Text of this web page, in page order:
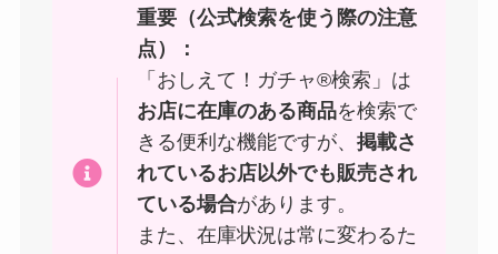
重要（公式検索を使う際の注意
点）：
「おしえて！ガチャ®検索」は
お店に在庫のある商品を検索で
きる便利な機能ですが、掲載さ
れているお店以外でも販売され
ている場合があります。
また、在庫状況は常に変わるた